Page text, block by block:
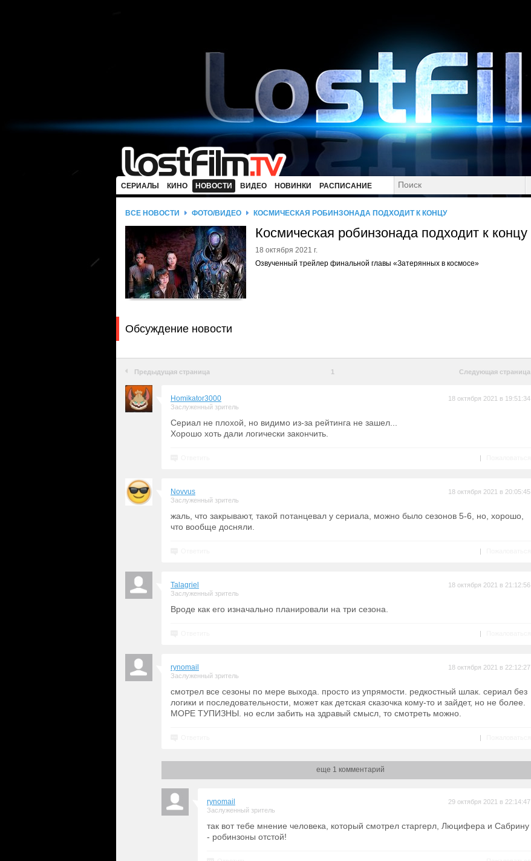
СЕРИАЛЫ КИНО НОВОСТИ ВИДЕО НОВИНКИ РАСПИСАНИЕ
ВСЕ НОВОСТИ ФОТО/ВИДЕО КОСМИЧЕСКАЯ РОБИНЗОНАДА ПОДХОДИТ К КОНЦУ
Космическая робинзонада подходит к концу
18 октября 2021 г.
Озвученный трейлер финальной главы «Затерянных в космосе»
Обсуждение новости
Предыдущая страница 1 Следующая страница
Homikator3000
Заслуженный зритель
18 октября 2021 в 19:51:34
Сериал не плохой, но видимо из-за рейтинга не зашел...
Хорошо хоть дали логически закончить.
|
Novvus
Заслуженный зритель
18 октября 2021 в 20:05:45
жаль, что закрывают, такой потанцевал у сериала, можно было сезонов 5-6, но, хорошо,
что вообще досняли.
|
Talagriel
Заслуженный зритель
18 октября 2021 в 21:12:56
Вроде как его изначально планировали на три сезона.
|
rynomail
Заслуженный зритель
18 октября 2021 в 22:12:27
смотрел все сезоны по мере выхода. просто из упрямости. редкостный шлак. сериал без
логики и последовательности, может как детская сказочка кому-то и зайдет, но не более.
МОРЕ ТУПИЗНЫ. но если забить на здравый смысл, то смотреть можно.
|
еще 1 комментарий
rynomail
Заслуженный зритель
29 октября 2021 в 22:14:47
так вот тебе мнение человека, который смотрел старгерл, Люцифера и Сабрину
- робинзоны отстой!